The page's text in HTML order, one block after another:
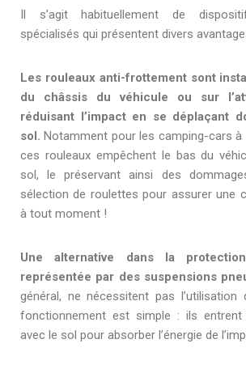
Il s’agit habituellement de
spécialisés qui présentent divers
Les rouleaux anti-frottement sont
du châssis du véhicule ou sur
réduisant l’impact en se déplaçant
sol. Notamment pour les camping-cars
ces rouleaux empêchent le bas du
sol, le préservant ainsi des
sélection de roulettes pour assurer une
à tout moment !
Une alternative dans la
représentée par des suspensions
général, ne nécessitent pas l’utilisation
fonctionnement est simple : ils
avec le sol pour absorber l’énergie de